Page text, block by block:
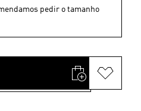
pedir o tamanho